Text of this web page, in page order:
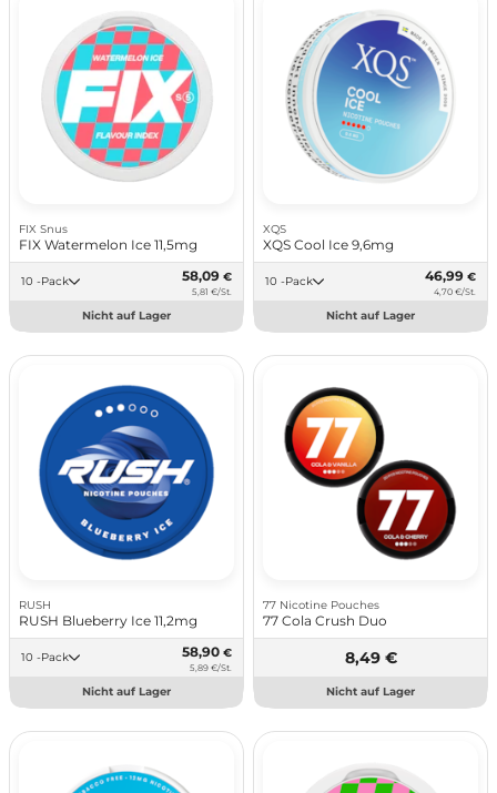
FIX Snus
FIX Watermelon Ice 11,5mg
10 -Pack 58,09 €
5,81 €/St.
Nicht auf Lager
XQS
XQS Cool Ice 9,6mg
10 -Pack 46,99 €
4,70 €/St.
Nicht auf Lager
RUSH
RUSH Blueberry Ice 11,2mg
10 -Pack 58,90 €
5,89 €/St.
Nicht auf Lager
77 Nicotine Pouches
77 Cola Crush Duo
8,49 €
Nicht auf Lager